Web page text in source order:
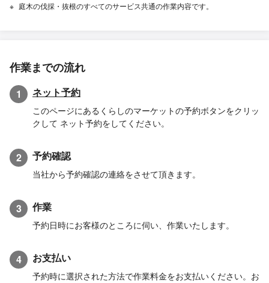
庭木の伐採・抜根のすべてのサービス共通の作業内容です。
作業までの流れ
1 ネット予約
このページにあるくらしのマーケットの予約ボタンをクリッ
クして ネット予約をしてください。
2 予約確認
当社から予約確認の連絡をさせて頂きます。
3 作業
予約日時にお客様のところに伺い、作業いたします。
4 お支払い
予約時に選択された方法で作業料金をお支払いください。お